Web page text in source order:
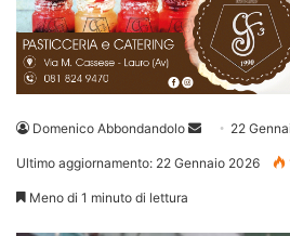
Domenico Abbondandolo
Invia 22
Ultimo aggiornamento: 22 Gennaio 2026
Meno di 1 minuto di lettura